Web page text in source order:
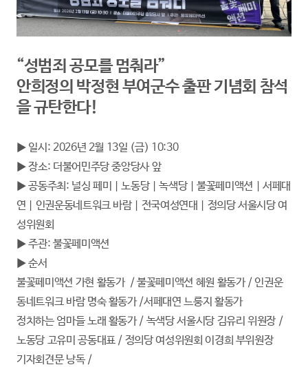
“성범죄 공모를 멈춰라”
안희정의 박정현 부여군수 출판 기념회 참석
을 규탄한다!
▶ 일시: 2026년 2월 13일 (금) 10:30
▶ 장소: 더불어민주당 중앙당사 앞
▶ 공동주최: 널싱 페미 | 노동당 | 녹색당 | 불꽃페미액션 | 서페대
연 | 인권운동네트워크 바람 | 전국여성연대 | 정의당 서울시당 여
성위원회
▶ 주관: 불꽃페미액션
▶ 순서
불꽃페미액션 가현 활동가 / 불꽃페미액션 혜원 활동가 / 인권운
동네트워크 바람 명숙 활동가 /서페대연 느룽지 활동가
정치하는 엄마들 노래 활동가 / 녹색당 서울시당 김유리 위원장 /
노동당 고유미 공동대표 / 정의당 여성위원회 이경희 부위원장
기자회견문 낭독 /